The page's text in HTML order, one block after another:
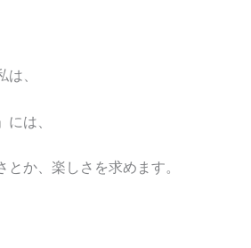
、
には、
とか、楽しさを求めます。